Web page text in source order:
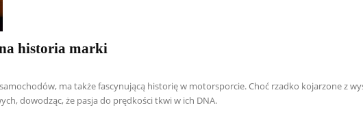
historia marki
ma także fascynującą historię w motorsporcie. Choć rzadko kojarzone z
dowodząc, że pasja do prędkości tkwi w ich DNA.